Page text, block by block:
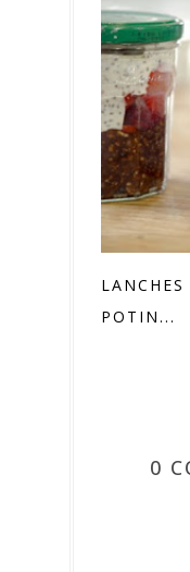
LANCHES
POTIN...
0